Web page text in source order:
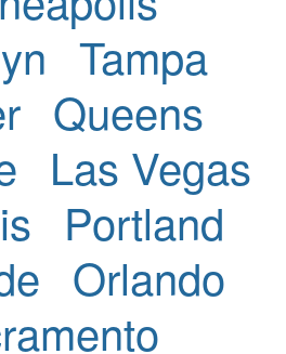
Tampa
Queens
Las Vegas
Portland
Orlando